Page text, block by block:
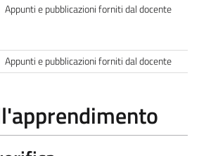
Appunti e pubblicazioni forniti dal docente
Appunti e pubblicazioni forniti dal docente